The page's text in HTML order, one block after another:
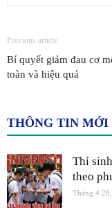
Previous article
Bí quyết giảm đau cơ
toàn và hiệu quả
THÔNG TIN MỚI
Thí
theo
Tháng 4